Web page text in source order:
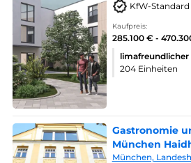
KfW-Standard
Kaufpreis:
285.100 € -
limafreundlicher
204 Einheiten
Gastronomie
München
München,